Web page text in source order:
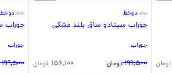
تومان
دوخط
جوراب سیتادو ساق بلند مشکی
جوراب
199,500 تومان 156,100 تومان
دوخط
جوراب
جوراب
199,500